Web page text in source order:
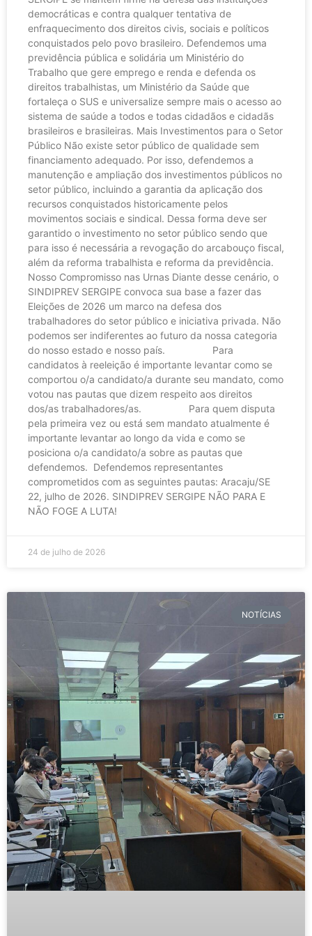
democráticas e contra qualquer tentativa de
enfraquecimento dos direitos civis, sociais e políticos
conquistados pelo povo brasileiro. Defendemos uma
previdência pública e solidária um Ministério do
Trabalho que gere emprego e renda e defenda os
direitos trabalhistas, um Ministério da Saúde que
fortaleça o SUS e universalize sempre mais o acesso ao
sistema de saúde a todos e todas cidadãos e cidadãs
brasileiros e brasileiras. Mais Investimentos para o Setor
Público Não existe setor público de qualidade sem
financiamento adequado. Por isso, defendemos a
manutenção e ampliação dos investimentos públicos no
setor público, incluindo a garantia da aplicação dos
recursos conquistados historicamente pelos
movimentos sociais e sindical. Dessa forma deve ser
garantido o investimento no setor público sendo que
para isso é necessária a revogação do arcabouço fiscal,
além da reforma trabalhista e reforma da previdência.
Nosso Compromisso nas Urnas Diante desse cenário, o
SINDIPREV SERGIPE convoca sua base a fazer das
Eleições de 2026 um marco na defesa dos
trabalhadores do setor público e iniciativa privada. Não
podemos ser indiferentes ao futuro da nossa categoria
do nosso estado e nosso país. Para
candidatos à reeleição é importante levantar como se
comportou o/a candidato/a durante seu mandato, como
votou nas pautas que dizem respeito aos direitos
dos/as trabalhadores/as. Para quem disputa
pela primeira vez ou está sem mandato atualmente é
importante levantar ao longo da vida e como se
posiciona o/a candidato/a sobre as pautas que
defendemos. Defendemos representantes
comprometidos com as seguintes pautas: Aracaju/SE
22, julho de 2026. SINDIPREV SERGIPE NÃO PARA E
NÃO FOGE A LUTA!
24 de julho de 2026
NOTÍCIAS